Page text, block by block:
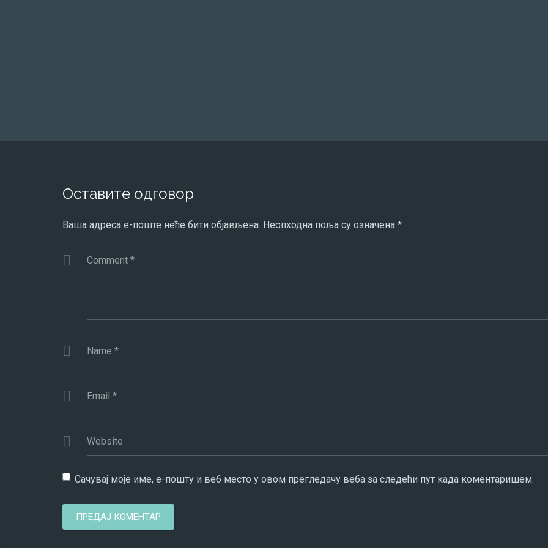
Оставите одговор
Ваша адреса е-поште неће бити објављена. Неопходна поља су означена *
Comment *
Name *
Email *
Website
Сачувај моје име, е-пошту и веб место у овом прегледачу веба за следећи пут када коментаришем.